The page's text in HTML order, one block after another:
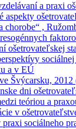
a praxi
,
ošetrovateľskej
sociálnej
a v EÚ
Švýcarsku,
dni
teóriou a
v
sociálneho